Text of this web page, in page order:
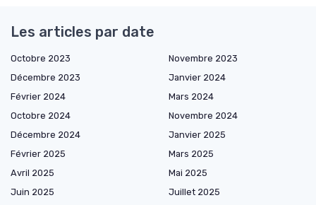
Les articles par date
Octobre 2023
Novembre 2023
Décembre 2023
Janvier 2024
Février 2024
Mars 2024
Octobre 2024
Novembre 2024
Décembre 2024
Janvier 2025
Février 2025
Mars 2025
Avril 2025
Mai 2025
Juin 2025
Juillet 2025